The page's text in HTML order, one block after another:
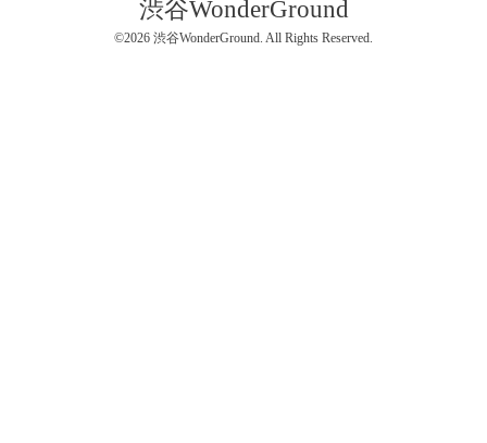
渋谷WonderGround
©2026 渋谷WonderGround. All Rights Reserved.